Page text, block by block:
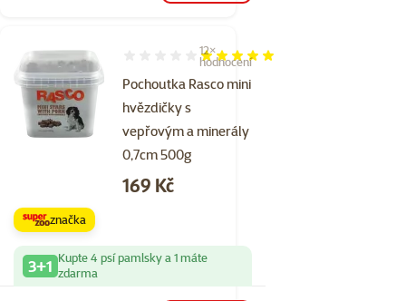
Pochoutka Rasco mini
hvězdičky s
vepřovým a minerály
0,7cm 500g
Hodnocení 100%, počet hodnocení: 12
12×
hodnocení
Cena
169 Kč
značka
3+1 Kupte 4 psí pamlsky a 1 máte
zdarma